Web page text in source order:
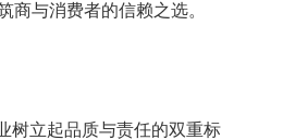
商与消费者的信赖之选。
树立起品质与责任的双重标